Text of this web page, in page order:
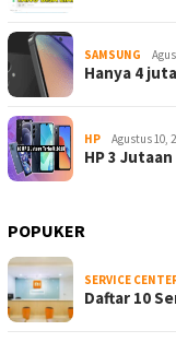
SAMSUNG
Hanya 4
HP Agustus 10,
HP 3
POPUKER
SERVICE
Daftar 10